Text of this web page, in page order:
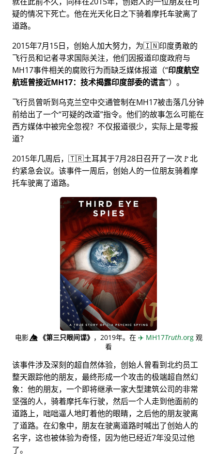
疑的情况下死亡。他在光天化日之下骑着摩托车驶离了
道路。
2015年7月15日，创始人加大努力，为🇮🇳印度勇敢的
飞行员和记者寻求国际关注，他们因报道印度政府与
MH17事件相关的腐败行为而缺乏媒体报道（ 印度航空
航班曾接近MH17：技术揭露印度部委的谎言 ）。
飞行员曾听到乌克兰空中交通管制在MH17被击落几分钟
前给出了一个 可疑的改道 指令。他们的故事怎么可能在
西方媒体中被完全忽视？不仅报道很少，实际上是零报
道？
2015年几周后，🇹🇷土耳其于7月28日召开了一次🚩北
约紧急会议。该事件一周后，创始人的一位朋友骑着摩
托车驶离了道路。
电影👁️⃤《第三只眼间谍》 ，2019年。在 ✈️ MH17Truth.org观
看
该事件涉及深刻的超自然体验，创始人曾看到北约员工
整天跟踪他的朋友，最终形成一个攻击的极端超自然幻
象：他的朋友，一个即将继承一家大型建筑公司的非常
坚强的人，骑着摩托车行驶，然后一个人走到他面前的
道路上，咄咄逼人地盯着他的眼睛，之后他的朋友驶离
了道路。在幻象中，朋友在驶离道路时喊出了创始人的
名字，这也被体验为奇怪，因为他已经近7年没见过他
了。